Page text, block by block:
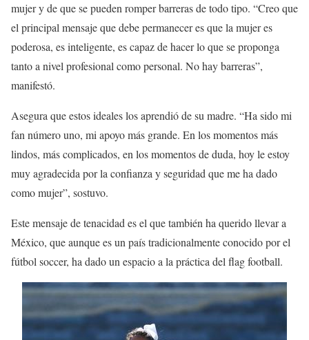
mujer y de que se pueden romper barreras de todo tipo. “Creo que
el principal mensaje que debe permanecer es que la mujer es
poderosa, es inteligente, es capaz de hacer lo que se proponga
tanto a nivel profesional como personal. No hay barreras”,
manifestó.
Asegura que estos ideales los aprendió de su madre. “Ha sido mi
fan número uno, mi apoyo más grande. En los momentos más
lindos, más complicados, en los momentos de duda, hoy le estoy
muy agradecida por la confianza y seguridad que me ha dado
como mujer”, sostuvo.
Este mensaje de tenacidad es el que también ha querido llevar a
México, que aunque es un país tradicionalmente conocido por el
fútbol soccer, ha dado un espacio a la práctica del flag football.